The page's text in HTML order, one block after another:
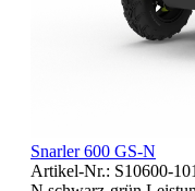
Snarler 600 GS-N
Artikel-Nr.: S10600-